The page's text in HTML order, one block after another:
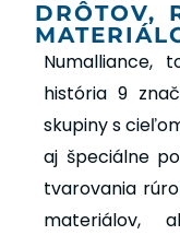
DRÔTOV,
Numalliance,
história 9
skupiny s
aj špeciálne
tvarovania